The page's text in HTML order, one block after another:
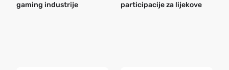
gaming industrije
participacije za lijekove